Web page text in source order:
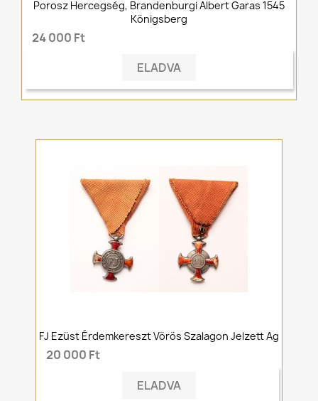
Porosz Hercegség, Brandenburgi Albert Garas 1545
Königsberg
24 000 Ft
ELADVA
FJ Ezüst Érdemkereszt Vörös Szalagon Jelzett Ag
20 000 Ft
ELADVA